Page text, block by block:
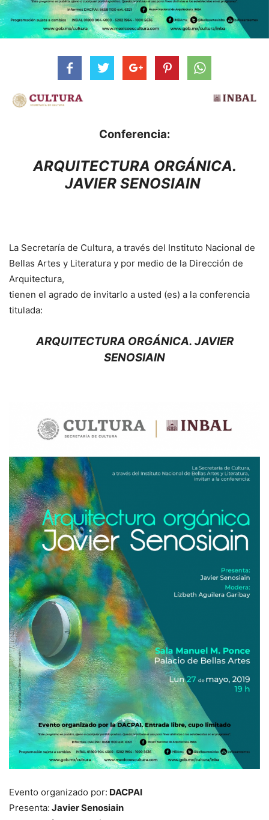
Conferencia:
ARQUITECTURA ORGÁNICA.
JAVIER SENOSIAIN
La Secretaría de Cultura, a través del Instituto Nacional de
Bellas Artes y Literatura y por medio de la Dirección de
Arquitectura,
tienen el agrado de invitarlo a usted (es) a la conferencia
titulada:
ARQUITECTURA ORGÁNICA. JAVIER
SENOSIAIN
Evento organizado por: DACPAI
Presenta: Javier Senosiain